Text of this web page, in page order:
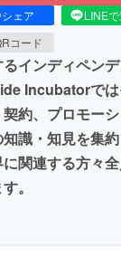
シェア LINE
コード
インディペン
Incubatorで
約、プロモーシ
識・知見を集
関連する方々
。